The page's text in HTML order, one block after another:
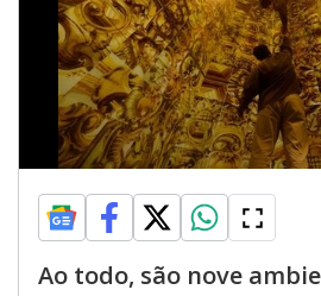
Ao todo, são nove